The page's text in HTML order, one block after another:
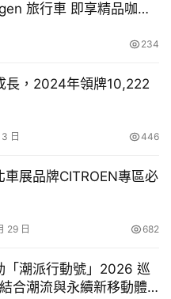
n7 下載
迄今，共完成 25 個車型
型)，參考國際間 NCAP
極參與支持 TNCAP 的車
明如下：
車製造股份有限公司
車股份有限公司、國瑞汽
：TESLA MODEL Y
旅行車 即享精品咖啡
234
長，2024年領牌10,222
日 446
展品牌CITROEN專區必
29 日 682
「潮派行動號」2026 巡
合潮流與永續新移動體